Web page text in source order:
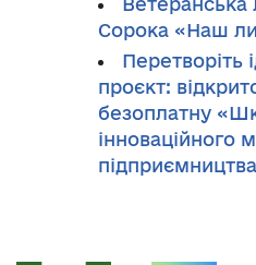
Сорока «Наш
Перетворіть
проєкт:
безоплатну
інноваційного